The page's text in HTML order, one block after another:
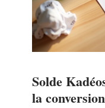
Solde
la